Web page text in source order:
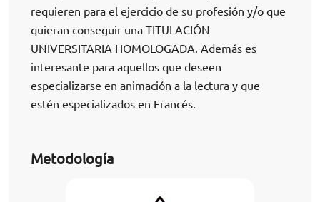
requieren para el ejercicio de su profesión y/o que
quieran conseguir una TITULACIÓN
UNIVERSITARIA HOMOLOGADA. Además es
interesante para aquellos que deseen
especializarse en animación a la lectura y que
estén especializados en Francés.
Metodología